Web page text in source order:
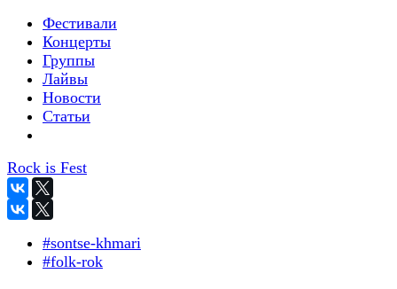
Фестивали
Концерты
Группы
Лайвы
Новости
Статьи
Rock is Fest
#sontse-khmari
#folk-rok